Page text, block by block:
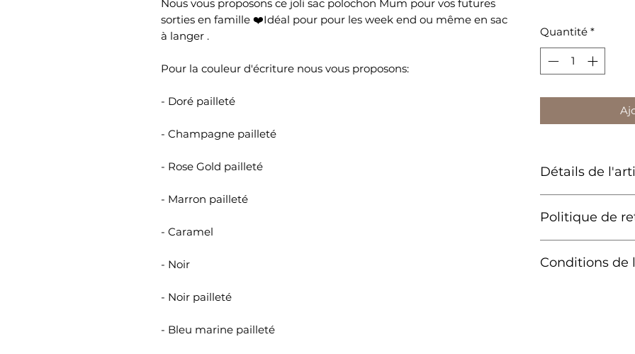
Nous vous proposons ce joli sac polochon Mum pour vos futures
sorties en famille ❤️Idéal pour pour les week end ou même en sac
à langer .
Pour la couleur d'écriture nous vous proposons:
- Doré pailleté
- Champagne pailleté
- Rose Gold pailleté
- Marron pailleté
- Caramel
- Noir
- Noir pailleté
- Bleu marine pailleté
Quantité *
Détails de
bio
Dimensions :
Politique de
refusons tout
Conditions de